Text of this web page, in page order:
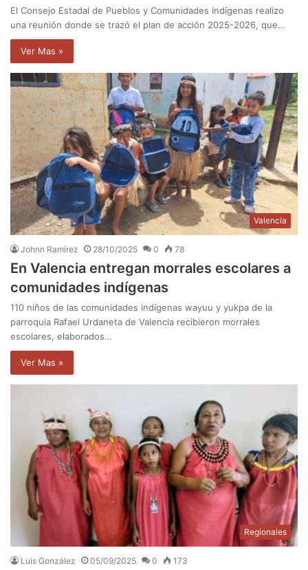
El Consejo Estadal de Pueblos y Comunidades Indígenas realizo
una reunión donde se trazó el plan de acción 2025-2026, que…
Ver Mas »
Valencia
Johnn Ramírez 28/10/2025 0 78
En Valencia entregan morrales escolares a
comunidades indígenas
110 niños de las comunidades indígenas wayuu y yukpa de la
parroquia Rafael Urdaneta de Valencia recibieron morrales
escolares, elaborados…
Ver Mas »
Regionales
Luis González 05/09/2025 0 173